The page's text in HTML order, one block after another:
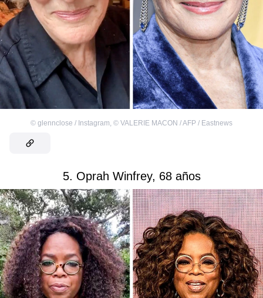
© glennclose / Instagram © VALERIE MACON / AFP / Eastnews
5. Oprah Winfrey, 68 años